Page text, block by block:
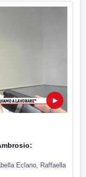
▶
Eclano, Raffaella